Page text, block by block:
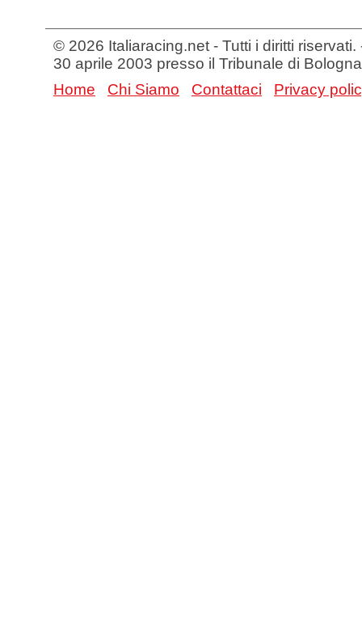
© 2026 Italiaracing.net - Tutti i diritti
30 aprile 2003 presso il Tribunale di Bologna
Home
Chi Siamo Contattaci Privacy